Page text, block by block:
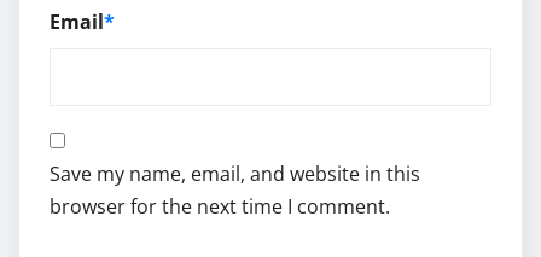
Email*
Save my name, email, and website in this
browser for the next time I comment.